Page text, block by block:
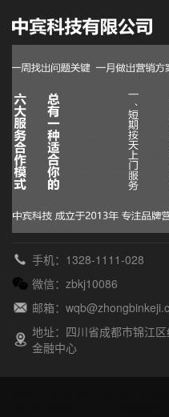
手机：1328-1111-028
微信：zbkj10086
邮箱：
地址：四川省成都市锦江
金融中心